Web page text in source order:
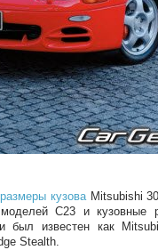
кузоваMitsubishi
C23 и кузовные
был известен как
Stealth.